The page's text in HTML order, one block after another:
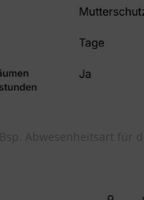
Bsp. Abwesenheitsart für